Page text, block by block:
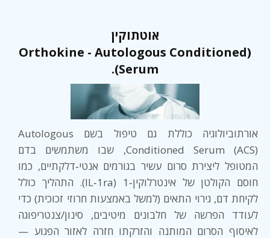
אוטתוקין
(Orthokine - Autologous Conditioned
Serum).
אורתוביולוגיה כוללת גם טיפול בשם Autologous
Conditioned Serum (ACS), שבו משתמשים בדם
המטופל ליצירת סרום עשיר בגורמים אנטי‑דלקתיים, כמו
חוסם הקולטן של אינטרלוקין‑1 (IL‑1ra). התהליך כולל
לקיחת דם, גירוי התאים (למשל באמצעות חרוזי זכוכית) כדי
לעודד הפרשה של חלבונים מיטיבים, סינון/צנטריפוגה
לאיסוף הסרום המותנה והזרקתו חזרה לאזור הפגוע —